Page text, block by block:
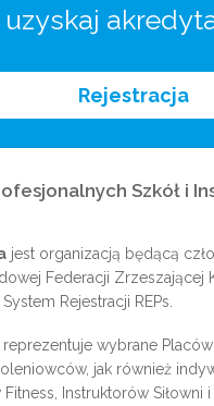
uzyskaj
Rejestracja
Szkół i
jest organizacją będącą
Federacji Zrzeszającej
Rejestracji REPs.
reprezentuje wybrane
jak również
Fitness, Instruktorów Siłowni